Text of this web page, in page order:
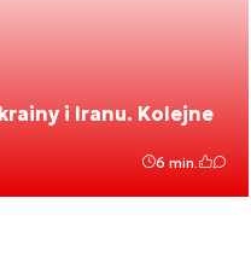
i Iranu. Kolejne
6 min.